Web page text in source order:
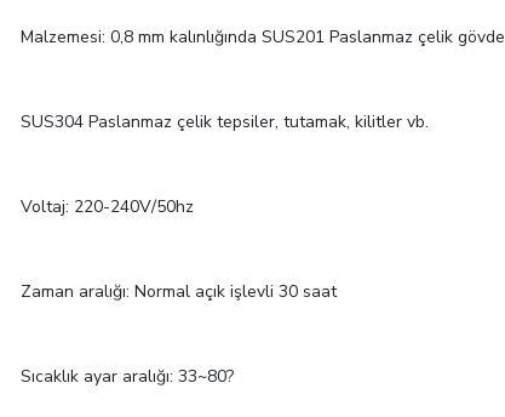
Malzemesi: 0,8 mm kalınlığında SUS201 Paslanmaz çelik gövde
SUS304 Paslanmaz çelik tepsiler, tutamak, kilitler vb.
Voltaj: 220-240V/50hz
Zaman aralığı: Normal açık işlevli 30 saat
Sıcaklık ayar aralığı: 33~80?